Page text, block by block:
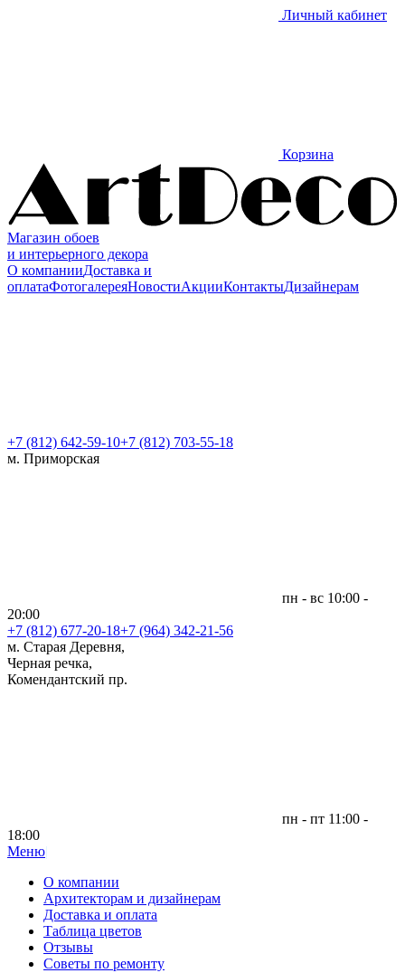
Личный кабинет
Корзина
Магазин обоев
и интерьерного декора
О компанииДоставка и
оплатаФотогалереяНовостиАкцииКонтактыДизайнерам
+7 (812) 642-59-10+7 (812) 703-55-18
м. Приморская
пн - вс 10:00 -
20:00
+7 (812) 677-20-18+7 (964) 342-21-56
м. Старая Деревня,
Черная речка,
Комендантский пр.
пн - пт 11:00 -
18:00
Меню|
О компании
Архитекторам и дизайнерам
Доставка и оплата
Таблица цветов
Отзывы
Советы по ремонту